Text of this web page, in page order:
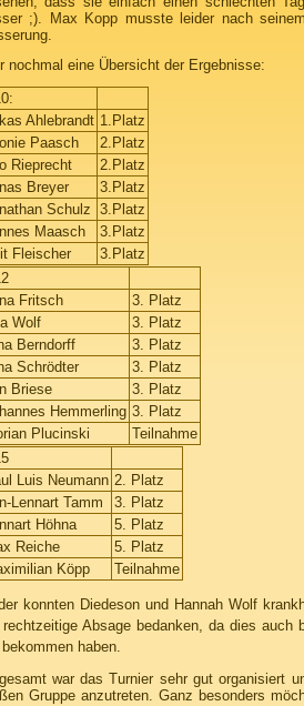
;). Max Kopp musste leider nach
nochmal eine Übersicht der Ergebnisse:
Ahlebrandt 1.Platz
Paasch
2.Platz
Rieprecht
2.Platz
Breyer
3.Platz
Schulz 3.Platz
Maasch
3.Platz
Fleischer
3.Platz
Fritsch
3. Platz
Wolf
3. Platz
Berndorff
3. Platz
Schrödter
3. Platz
Briese
3. Platz
Hemmerling 3. Platz
Plucinski
Teilnahme
Luis Neumann 2. Platz
Lennart Tamm
3. Platz
Höhna
5. Platz
Reiche
5. Platz
Köpp
Teilnahme
konnten Diedeson und Hannah Wolf
Absage bedanken, da dies auch
bekommen haben.
war das Turnier sehr gut organisiert
Gruppe anzutreten. Ganz besonders